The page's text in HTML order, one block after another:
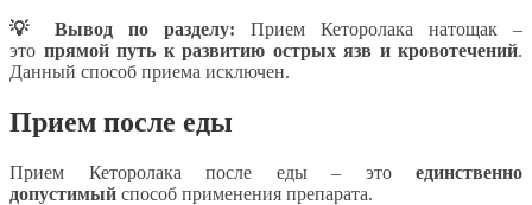
💡 Вывод по разделу: Прием Кеторолака натощак –
это прямой путь к развитию острых язв и кровотечений.
Данный способ приема исключен.
Прием после еды
Прием Кеторолака после еды – это единственно
допустимый способ применения препарата.